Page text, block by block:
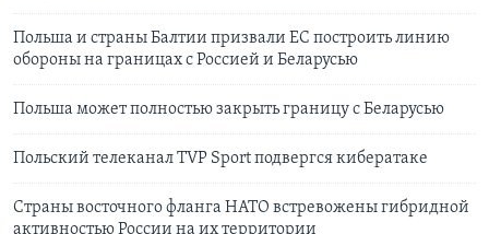
Польша и страны Балтии призвали ЕС построить линию
обороны на границах с Россией и Беларусью
Польша может полностью закрыть границу с Беларусью
Польский телеканал TVP Sport подвергся кибератаке
Страны восточного фланга НАТО встревожены гибридной
активностью России на их территории